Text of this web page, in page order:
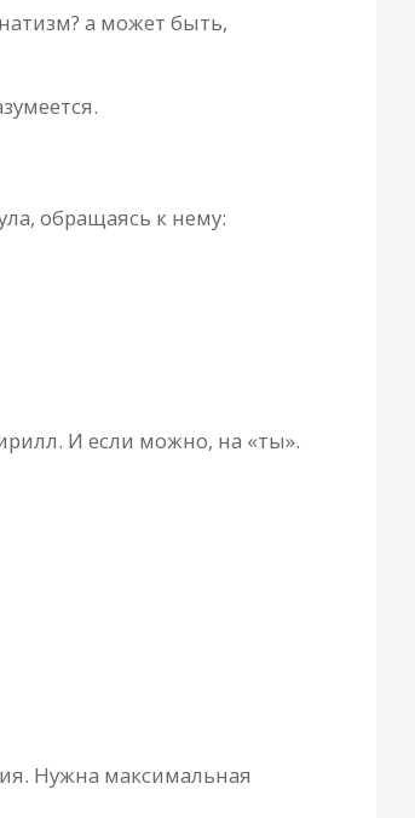
а может быть,
обращаясь к нему:
И если можно, на «ты».
Нужна максимальная